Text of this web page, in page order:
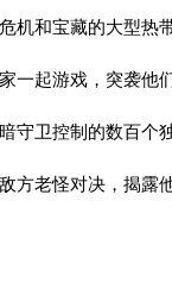
机和宝藏的大型热
一起游戏，突袭他
守卫控制的数百个
方老怪对决，揭露